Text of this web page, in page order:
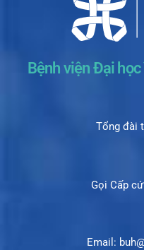
Bệnh viện Đại
Tổng đài
Gọi Cấp
Email: